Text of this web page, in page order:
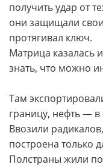
получить удар от
они защищали
протягивал ключ.
Матрица казалась
знать, что можно
Там
границу, нефть —
Ввозили
построена только
Полстраны жили